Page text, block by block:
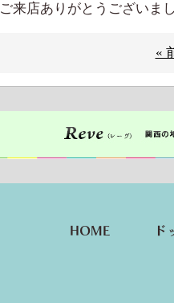
ご来店ありがとうございま
«
HOME ド